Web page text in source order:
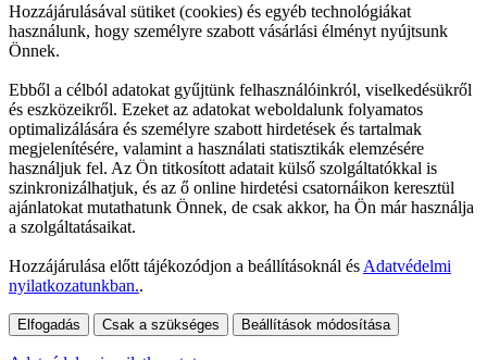
Hozzájárulásával sütiket (cookies) és egyéb technológiákat
használunk, hogy személyre szabott vásárlási élményt nyújtsunk
Önnek.
Ebből a célból adatokat gyűjtünk felhasználóinkról, viselkedésükről
és eszközeikről. Ezeket az adatokat weboldalunk folyamatos
optimalizálására és személyre szabott hirdetések és tartalmak
megjelenítésére, valamint a használati statisztikák elemzésére
használjuk fel. Az Ön titkosított adatait külső szolgáltatókkal is
szinkronizálhatjuk, és az ő online hirdetési csatornáikon keresztül
ajánlatokat mutathatunk Önnek, de csak akkor, ha Ön már használja
a szolgáltatásaikat.
Hozzájárulása előtt tájékozódjon a beállításoknál és Adatvédelmi
nyilatkozatunkban..
Elfogadás Csak a szükséges Beállítások módosítása